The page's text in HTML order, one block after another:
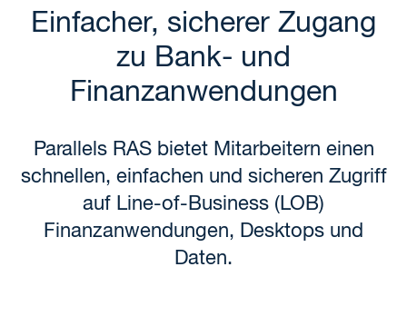
Einfacher, sicherer Zugang
zu Bank- und
Finanzanwendungen
Parallels RAS bietet Mitarbeitern einen
schnellen, einfachen und sicheren Zugriff
auf Line-of-Business (LOB)
Finanzanwendungen, Desktops und
Daten.